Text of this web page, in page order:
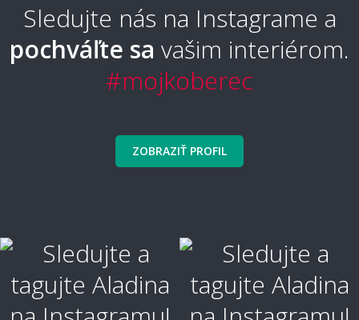
Aký typ koberca sa nebude zošliapávať?
Ako sa koberec čistí a udržuje?
Ako vyčistiť škvrny?
Sledujte nás na Instagrame a
pochváľte sa vašim interiérom.
#mojkoberec
ZOBRAZIŤ PROFIL